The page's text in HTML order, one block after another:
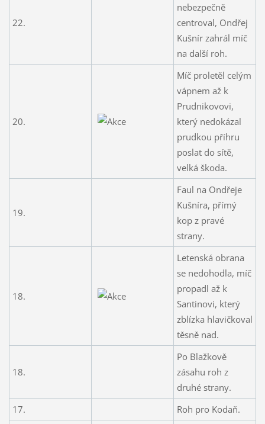
22.
nebezpečně
centroval, Ondřej
Kušnír zahrál míč
na další roh.
20.
Míč proletěl celým
vápnem až k
Prudnikovovi,
který nedokázal
prudkou příhru
poslat do sítě,
velká škoda.
19.
Faul na Ondřeje
Kušníra, přímý
kop z pravé
strany.
18.
Letenská obrana
se nedohodla, míč
propadl až k
Santinovi, který
zblízka hlavičkoval
těsně nad.
18.
Po Blažkově
zásahu roh z
druhé strany.
17.
Roh pro Kodaň.